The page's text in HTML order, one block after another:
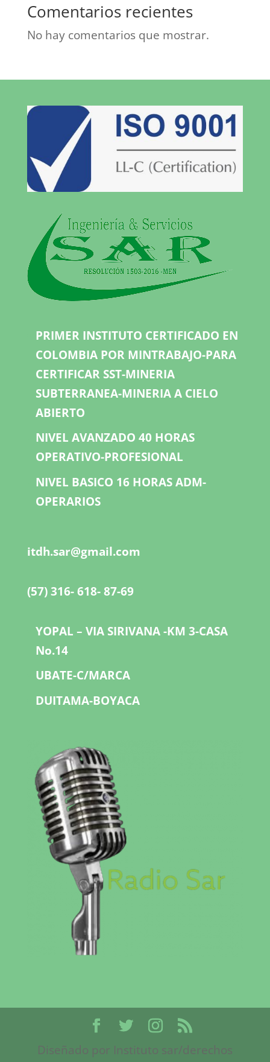
Comentarios recientes
No hay comentarios que mostrar.
PRIMER INSTITUTO CERTIFICADO EN
COLOMBIA POR MINTRABAJO-PARA
CERTIFICAR SST-MINERIA
SUBTERRANEA-MINERIA A CIELO
ABIERTO
NIVEL AVANZADO 40 HORAS
OPERATIVO-PROFESIONAL
NIVEL BASICO 16 HORAS ADM-
OPERARIOS
itdh.sar@gmail.com
(57) 316- 618- 87-69
YOPAL – VIA SIRIVANA -KM 3-CASA
No.14
UBATE-C/MARCA
DUITAMA-BOYACA
Diseñado por Instituto sar/derechos